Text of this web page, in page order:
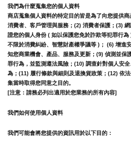
我們為什麼蒐集您的個人資料
商店蒐集個人資料的特定目的皆是為了向您提供
消費者、客戶管理與服務；(2) 消費者保護；(3)
證您的個人身份 ( 如以保護您免於詐欺等犯罪行
不限於消費糾紛、智慧財產權爭議等 )； (6) 增進
知您商業機會、產品、服務及更新；(9) 偵測並保
罪行為，並監測遵法風險；(10) 調查針對個人安
為；(11) 履行條款與細則及退換貨政策；(12) 依
集當時取得您同意之目的。
[注意：請務必列出適用於您業務的所有內容]
我們如何使用個人資料
我們可能會將您提供的資訊用於以下目的：